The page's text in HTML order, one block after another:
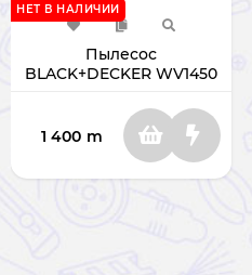
Пылесос
BLACK+DECKER WV1450
НЕТ В НАЛИЧИИ
1 400 m